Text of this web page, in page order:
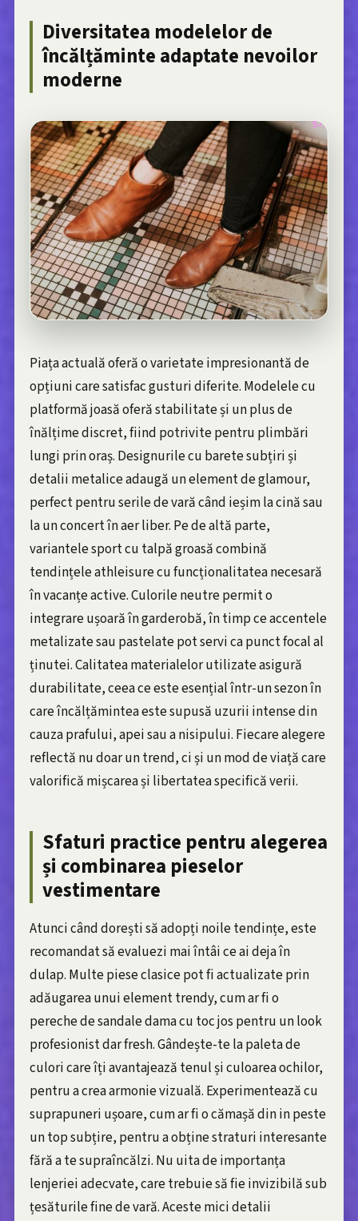
Diversitatea modelelor de
încălțăminte adaptate nevoilor
moderne
Piața actuală oferă o varietate impresionantă de
opțiuni care satisfac gusturi diferite. Modelele cu
platformă joasă oferă stabilitate și un plus de
înălțime discret, fiind potrivite pentru plimbări
lungi prin oraș. Designurile cu barete subțiri și
detalii metalice adaugă un element de glamour,
perfect pentru serile de vară când ieșim la cină sau
la un concert în aer liber. Pe de altă parte,
variantele sport cu talpă groasă combină
tendințele athleisure cu funcționalitatea necesară
în vacanțe active. Culorile neutre permit o
integrare ușoară în garderobă, în timp ce accentele
metalizate sau pastelate pot servi ca punct focal al
ținutei. Calitatea materialelor utilizate asigură
durabilitate, ceea ce este esențial într-un sezon în
care încălțămintea este supusă uzurii intense din
cauza prafului, apei sau a nisipului. Fiecare alegere
reflectă nu doar un trend, ci și un mod de viață care
valorifică mișcarea și libertatea specifică verii.
Sfaturi practice pentru alegerea
și combinarea pieselor
vestimentare
Atunci când dorești să adopți noile tendințe, este
recomandat să evaluezi mai întâi ce ai deja în
dulap. Multe piese clasice pot fi actualizate prin
adăugarea unui element trendy, cum ar fi o
pereche de sandale dama cu toc jos pentru un look
profesionist dar fresh. Gândește-te la paleta de
culori care îți avantajează tenul și culoarea ochilor,
pentru a crea armonie vizuală. Experimentează cu
suprapuneri ușoare, cum ar fi o cămașă din in peste
un top subțire, pentru a obține straturi interesante
fără a te supraîncălzi. Nu uita de importanța
lenjeriei adecvate, care trebuie să fie invizibilă sub
țesăturile fine de vară. Aceste mici detalii